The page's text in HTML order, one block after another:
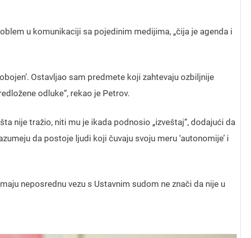
u komunikaciji sa pojedinim medijima, „čija je agenda i
Ostavljao sam predmete koji zahtevaju ozbiljnije
odluke“, rekao je Petrov.
nije tražio, niti mu je ikada podnosio „izveštaj“, dodajući da
da postoje ljudi koji čuvaju svoju meru ‘autonomije’ i
neposrednu vezu s Ustavnim sudom ne znači da nije u